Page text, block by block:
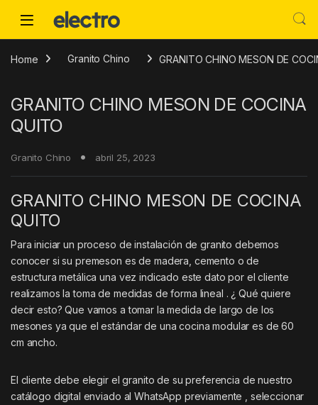
Home Granito Chino GRANITO CHINO MESON DE
GRANITO CHINO MESON DE COCINA
QUITO
Granito Chino abril 25, 2023
GRANITO CHINO MESON DE COCINA
QUITO
Para iniciar un proceso de instalación de granito debemos
conocer si su premeson es de madera, cemento o de
estructura metálica una vez indicado este dato por el cliente
realizamos la toma de medidas de forma lineal . ¿ Qué quiere
decir esto? Que vamos a tomar la medida de largo de los
mesones ya que el estándar de una cocina modular es de 60
cm ancho.
El cliente debe elegir el granito de su preferencia de nuestro
catálogo digital enviado al WhatsApp previamente , seleccionar